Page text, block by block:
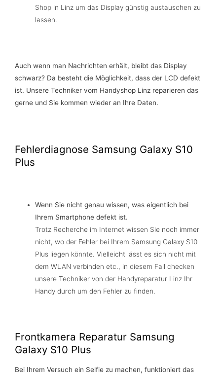
Shop in Linz um das Display günstig austauschen zu
lassen.
Auch wenn man Nachrichten erhält, bleibt das Display
schwarz? Da besteht die Möglichkeit, dass der LCD defekt
ist. Unsere Techniker vom Handyshop Linz reparieren das
gerne und Sie kommen wieder an Ihre Daten.
Fehlerdiagnose Samsung Galaxy S10
Plus
Wenn Sie nicht genau wissen, was eigentlich bei
Ihrem Smartphone defekt ist.
Trotz Recherche im Internet wissen Sie noch immer
nicht, wo der Fehler bei Ihrem Samsung Galaxy S10
Plus liegen könnte. Vielleicht lässt es sich nicht mit
dem WLAN verbinden etc., in diesem Fall checken
unsere Techniker von der Handyreparatur Linz Ihr
Handy durch um den Fehler zu finden.
Frontkamera Reparatur Samsung
Galaxy S10 Plus
Bei Ihrem Versuch ein Selfie zu machen, funktioniert das